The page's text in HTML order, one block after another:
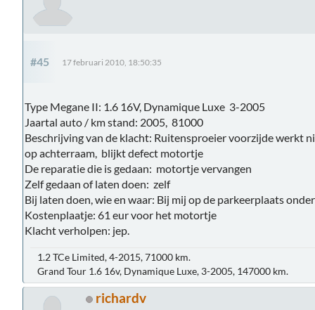
#45 17 februari 2010, 18:50:35
Type Megane II: 1.6 16V, Dynamique Luxe 3-2005
Jaartal auto / km stand: 2005, 81000
Beschrijving van de klacht: Ruitensproeier voorzijde werkt
op achterraam, blijkt defect motortje
De reparatie die is gedaan: motortje vervangen
Zelf gedaan of laten doen: zelf
Bij laten doen, wie en waar: Bij mij op de parkeerplaats
Kostenplaatje: 61 eur voor het motortje
Klacht verholpen: jep.
1.2 TCe Limited, 4-2015, 71000 km.
Grand Tour 1.6 16v, Dynamique Luxe, 3-2005, 147000 km.
richardv